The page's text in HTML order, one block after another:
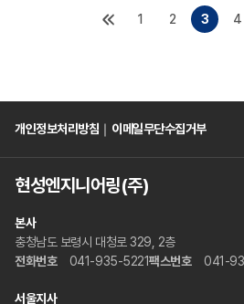
1 2 3 4
개인정보처리방침 ｜ 이메일무단수집거부
현성엔지니어링(주)
본사
충청남도 보령시 대청로 329, 2층
전화번호
041-935-5221팩스번호 041-
서울지사